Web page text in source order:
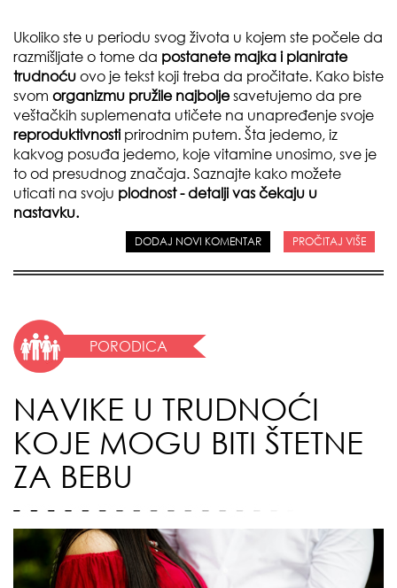
Ukoliko ste u periodu svog života u kojem ste počele da
razmišljate o tome da postanete majka i planirate
trudnoću ovo je tekst koji treba da pročitate. Kako biste
svom organizmu pružile najboljesavetujemo da pre
veštačkih suplemenata utičete na unapređenje svoje
reproduktivnosti prirodnim putem. Šta jedemo, iz
kakvog posuđa jedemo, koje vitamine unosimo, sve je
to od presudnog značaja. Saznajte kako možete
uticati na svoju plodnost - detalji vas čekaju u
nastavku.
DODAJ NOVI KOMENTAR PROČITAJ VIŠE
PORODICA
NAVIKE U TRUDNOĆI
KOJE MOGU BITI ŠTETNE
ZA BEBU